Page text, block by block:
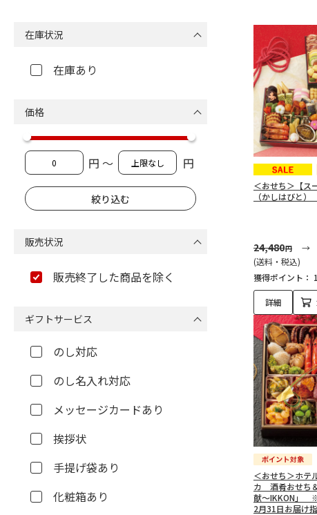
＜おせち＞【ス
（かしはびと
24,480円
(送料・税込)
獲得ポイント：
詳細
＜おせち＞ホテ
カ 酒肴おせち
献～IKKON」
2月31日お届け指
在庫状況
在庫あり
価格
円 ～ 円
販売状況
販売終了した商品を除く
ギフトサービス
のし対応
のし名入れ対応
メッセージカードあり
挨拶状
手提げ袋あり
化粧箱あり